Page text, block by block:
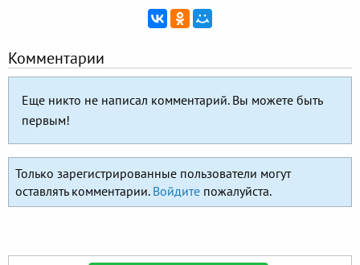
Комментарии
Еще никто не написал комментарий. Вы можете быть
первым!
Только зарегистрированные пользователи могут
оставлять комментарии. Войдите пожалуйста.